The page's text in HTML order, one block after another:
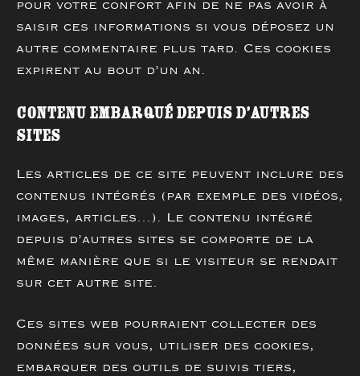
pour votre confort afin de ne pas avoir à
saisir ces informations si vous déposez un
autre commentaire plus tard. Ces cookies
expirent au bout d’un an.
Contenu embarqué depuis d’autres
sites
Les articles de ce site peuvent inclure des
contenus intégrés (par exemple des vidéos,
images, articles…). Le contenu intégré
depuis d’autres sites se comporte de la
même manière que si le visiteur se rendait
sur cet autre site.
Ces sites web pourraient collecter des
données sur vous, utiliser des cookies,
embarquer des outils de suivis tiers,